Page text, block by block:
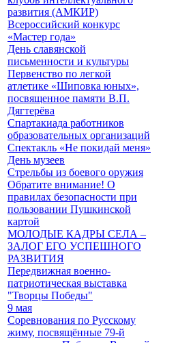
развития (АМКИР)
Всероссийский конкурс
«Мастер года»
День славянской
письменности и культуры
Первенство по легкой
атлетике «Шиповка юных»,
посвященное памяти В.П.
Дягтерёва
Спартакиада работников
образовательных организаций
Спектакль «Не покидай меня»
День музеев
Стрельбы из боевого оружия
Обратите внимание! О
правилах безопасности при
пользовании Пушкинской
картой
МОЛОДЫЕ КАДРЫ СЕЛА –
ЗАЛОГ ЕГО УСПЕШНОГО
РАЗВИТИЯ
Передвижная военно-
патриотическая выставка
"Творцы Победы"
9 мая
Соревнования по Русскому
жиму, посвящённые 79-й